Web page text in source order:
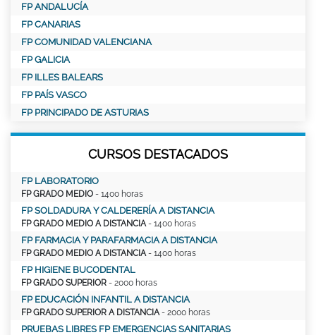
FP ANDALUCÍA
FP CANARIAS
FP COMUNIDAD VALENCIANA
FP GALICIA
FP ILLES BALEARS
FP PAÍS VASCO
FP PRINCIPADO DE ASTURIAS
CURSOS DESTACADOS
FP LABORATORIO
FP GRADO MEDIO - 1400 horas
FP SOLDADURA Y CALDERERÍA A DISTANCIA
FP GRADO MEDIO A DISTANCIA - 1400 horas
FP FARMACIA Y PARAFARMACIA A DISTANCIA
FP GRADO MEDIO A DISTANCIA - 1400 horas
FP HIGIENE BUCODENTAL
FP GRADO SUPERIOR - 2000 horas
FP EDUCACIÓN INFANTIL A DISTANCIA
FP GRADO SUPERIOR A DISTANCIA - 2000 horas
PRUEBAS LIBRES FP EMERGENCIAS SANITARIAS